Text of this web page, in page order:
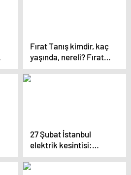
Fırat Tanış kimdir, kaç
yaşında, nereli? Fırat
Tanış – İlkim Tamkam
olayı nedir?
27 Şubat İstanbul
elektrik kesintisi:
İstanbul ilçelerinde
elektrikler ne zaman